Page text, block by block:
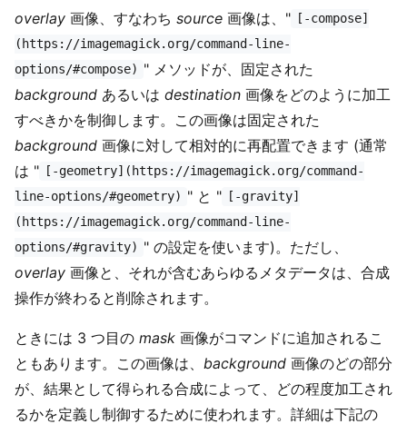
overlay 画像、すなわち source 画像は、"
[-compose]
(https://imagemagick.org/command-line-
options/#compose) " メソッドが、固定された
background あるいは destination 画像をどのように加工
すべきかを制御します。この画像は固定された
background 画像に対して相対的に再配置できます (通常
は "
[-geometry](https://imagemagick.org/command-
line-options/#geometry) " と "
[-gravity]
(https://imagemagick.org/command-line-
options/#gravity) " の設定を使います)。ただし、
overlay 画像と、それが含むあらゆるメタデータは、合成
操作が終わると削除されます。
ときには 3 つ目の mask 画像がコマンドに追加されるこ
ともあります。この画像は、 background 画像のどの部分
が、結果として得られる合成によって、どの程度加工され
るかを定義し制御するために使われます。詳細は下記の